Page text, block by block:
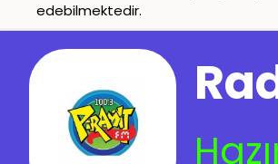
edebilmektedir.
İletişim